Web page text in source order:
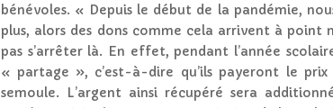
bénévoles. « Depuis le début de la pandémie,
plus, alors des dons comme cela arrivent à point
pas s’arrêter là. En effet, pendant l’année
« partage », c’est-à-dire qu’ils payeront le
semoule. L’argent ainsi récupéré sera